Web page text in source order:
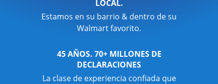
LOCAL.
Estamos en su barrio & dentro de su
Walmart favorito.
45 AÑOS. 70+ MILLONES DE
DECLARACIONES
La clase de experiencia confiada que